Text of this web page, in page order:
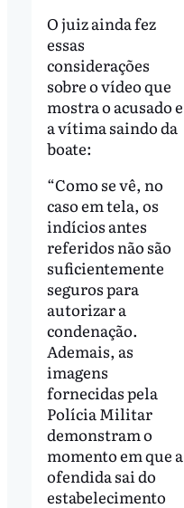
O juiz ainda fez
essas
considerações
sobre o vídeo que
mostra o acusado e
a vítima saindo da
boate:
“Como se vê, no
caso em tela, os
indícios antes
referidos não são
suficientemente
seguros para
autorizar a
condenação.
Ademais, as
imagens
fornecidas pela
Polícia Militar
demonstram o
momento em que a
ofendida sai do
estabelecimento